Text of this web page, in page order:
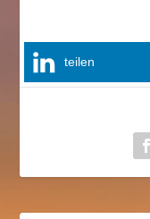
teilen